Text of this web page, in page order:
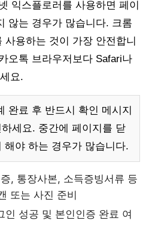
익스플로러를 사용하면 페이
않는 경우가 많습니다. 크롬
사용하는 것이 가장 안전합니
오톡 브라우저보다 Safari나
요.
완료 후 반드시 확인 메시지
세요. 중간에 페이지를 닫
해야 하는 경우가 많습니다.
, 통장사본, 소득증빙서류 등
또는 사진 준비
인 성공 및 본인인증 완료 여